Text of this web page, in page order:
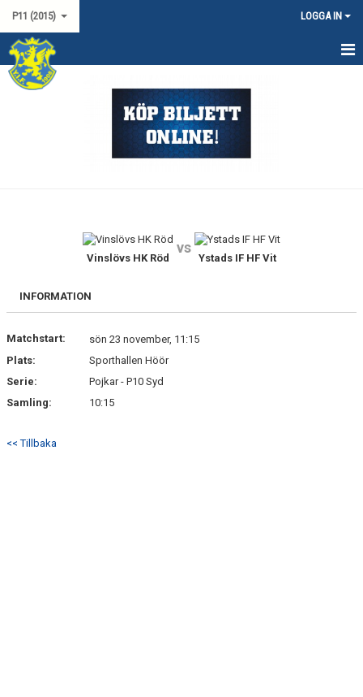
P11 (2015) LOGGA IN
HEM
KONTAKT
Vinslövs HK Röd
vs
Ystads IF HF Vit
INFORMATION
Matchstart:
sön 23 november, 11:15
Plats:
Sporthallen Höör
Serie:
Pojkar - P10 Syd
Samling:
10:15
<< Tillbaka